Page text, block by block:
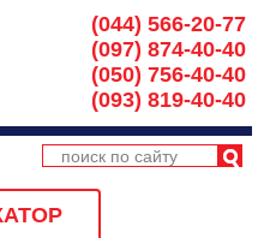
(044) 566-20-77
(097) 874-40-40
(050) 756-40-40
(093) 819-40-40